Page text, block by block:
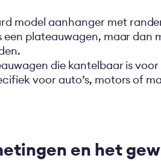
model aanhanger met
een plateauwagen, maar
die kantelbaar is voor
voor auto’s, motors of
en het